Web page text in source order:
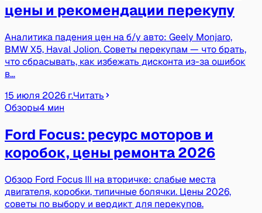
цены и рекомендации перекупу
Аналитика падения цен на б/у авто: Geely Monjaro,
BMW X5, Haval Jolion. Советы перекупам — что брать,
что сбрасывать, как избежать дисконта из-за ошибок
в…
15 июля 2026 г.Читать
Обзоры4 мин
Ford Focus: ресурс моторов и
коробок, цены ремонта 2026
Обзор Ford Focus III на вторичке: слабые места
двигателя, коробки, типичные болячки. Цены 2026,
советы по выбору и вердикт для перекупов.